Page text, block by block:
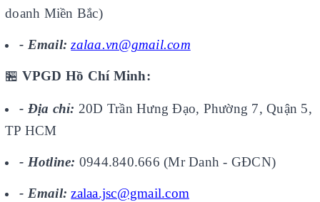
doanh Miền Bắc)
- Email: zalaa.vn@gmail.com
🏪 VPGD Hồ Chí Minh:
- Địa chỉ: 20D Trần Hưng Đạo, Phường 7, Quận 5,
TP HCM
- Hotline: 0944.840.666 (Mr Danh - GĐCN)
- Email: zalaa.jsc@gmail.com